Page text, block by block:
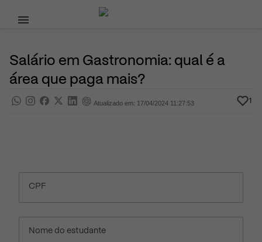
Pular para o conteúdo principal
Salário em Gastronomia: qual é a
área que paga mais?
Atualizado em: 17/04/2024 11:27:53 1
CPF
Nome do estudante